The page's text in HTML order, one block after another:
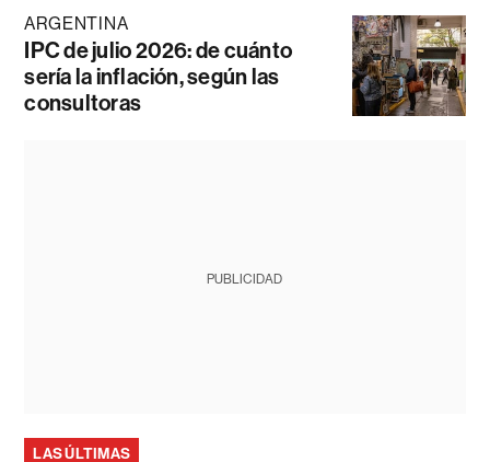
ARGENTINA
IPC de julio 2026: de cuánto
sería la inflación, según las
consultoras
PUBLICIDAD
LAS ÚLTIMAS